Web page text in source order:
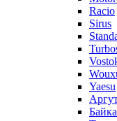
Racio
Sirus
Yaesu